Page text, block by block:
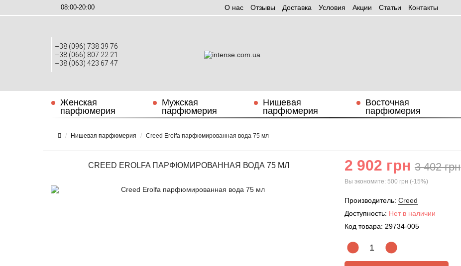
08:00-20:00 О нас Отзывы Доставка Условия Aкции Статьи Контакты
+38 (096) 738 39 76
+38 (066) 807 22 21
+38 (063) 423 67 47
Женская
парфюмерия
Мужская
парфюмерия
Нишевая
парфюмерия
Восточная
парфюмерия
Нишевая парфюмерия Creed Erolfa парфюмированная вода 75 мл
CREED EROLFA ПАРФЮМИРОВАННАЯ ВОДА 75 МЛ 2 902 грн 3 402 грн
Вы экономите: 500 грн (-15%)
Производитель: Creed
Доступность: Нет в наличии
Код товара: 29734-005